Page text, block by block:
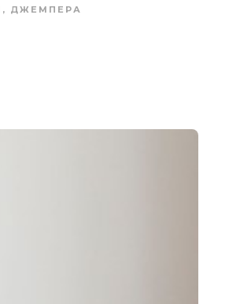
ДЖЕМПЕРА